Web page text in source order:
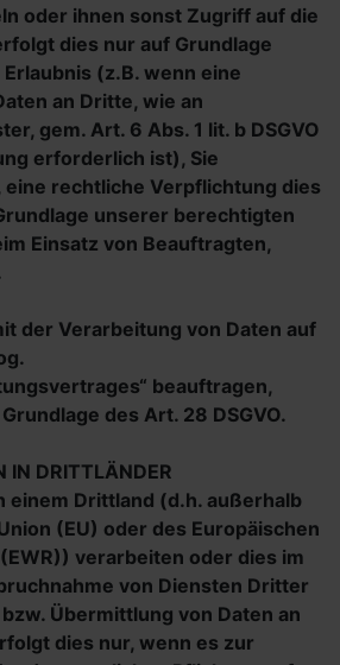
oder ihnen sonst Zugriff auf die
dies nur auf Grundlage
(z.B. wenn eine
an Dritte, wie an
gem. Art. 6 Abs. 1 lit. b DSGVO
erforderlich ist), Sie
eine rechtliche Verpflichtung dies
unserer berechtigten
Einsatz von Beauftragten,
der Verarbeitung von Daten auf
beauftragen,
des Art. 28 DSGVO.
IN DRITTLÄNDER
einem Drittland (d.h. außerhalb
(EU) oder des Europäischen
verarbeiten oder dies im
von Diensten Dritter
Übermittlung von Daten an
dies nur, wenn es zur